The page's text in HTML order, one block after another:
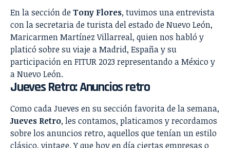
En la sección deTony Flores, tuvimos una entrevista
con la secretaria de turista del estado de Nuevo León,
Maricarmen Martínez Villarreal, quien nos habló y
platicó sobre su viaje a Madrid, España y su
participación en FITUR 2023 representando a México y
a Nuevo León.
Jueves Retro: Anuncios retro
Como cada Jueves en su sección favorita de la semana,
Jueves Retro, les contamos, platicamos y recordamos
sobre los anuncios retro, aquellos que tenían un estilo
clásico, vintage. Y que hoy en día ciertas empresas o